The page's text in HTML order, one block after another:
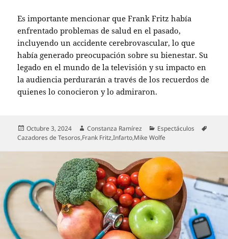
Es importante mencionar que Frank Fritz había
enfrentado problemas de salud en el pasado,
incluyendo un accidente cerebrovascular, lo que
había generado preocupación sobre su bienestar. Su
legado en el mundo de la televisión y su impacto en
la audiencia perdurarán a través de los recuerdos de
quienes lo conocieron y lo admiraron.
Publicado
el
Octubre 3, 2024 Autor
Constanza Ramírez Categorías
Espectáculos
Cazadores de Tesoros,Frank Fritz,Infarto,Mike Wolfe